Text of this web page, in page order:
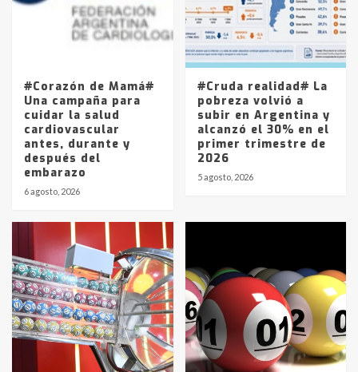
Los precios de los combustibles en
La Pampa, desde YPF hasta Axion
entre 857 a 1338 pesos
#Corazón de Mamá#
Una campaña para
cuidar la salud
cardiovascular
antes, durante y
después del
embarazo
6 agosto, 2026
#Cruda realidad# La
pobreza volvió a
subir en Argentina y
alcanzó el 30% en el
primer trimestre de
2026
5 agosto, 2026